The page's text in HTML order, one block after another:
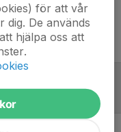
för att vår
dig. De används
hjälpa oss att